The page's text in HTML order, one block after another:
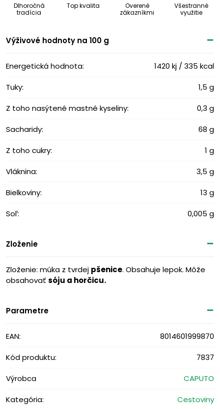
Dlhoročná
tradícia
Top kvalita
Overené
zákazníkmi
Všestranné
využitie
Výživové ​​hodnoty na 100 g
Energetická hodnota: 1420 kj / 335 kcal
Tuky: 1,5 g
Z toho nasýtené mastné kyseliny: 0,3 g
Sacharidy: 68 g
Z toho cukry: 1 g
Vláknina: 3,5 g
Bielkoviny: 13 g
Soľ: 0,005 g
Zloženie
Zloženie: múka z tvrdej pšenice. Obsahuje lepok. Môže
obsahovať sóju a horčicu.
Parametre
EAN: 8014601999870
Kód produktu: 7837
Výrobca CAPUTO
Kategória: Cestoviny